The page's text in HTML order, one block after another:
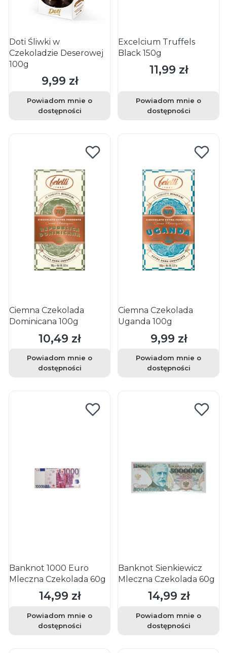
Doti Śliwki w
Czekoladzie Deserowej
100g
Cena
9,99 zł
Powiadom mnie o
dostępności
Excelcium Truffels
Black 150g
Cena
11,99 zł
Powiadom mnie o
dostępności
Ciemna Czekolada
Dominicana 100g
Cena
10,49 zł
Powiadom mnie o
dostępności
Ciemna Czekolada
Uganda 100g
Cena
9,99 zł
Powiadom mnie o
dostępności
Banknot 1000 Euro
Mleczna Czekolada 60g
Cena
14,99 zł
Powiadom mnie o
dostępności
Banknot Sienkiewicz
Mleczna Czekolada 60g
Cena
14,99 zł
Powiadom mnie o
dostępności